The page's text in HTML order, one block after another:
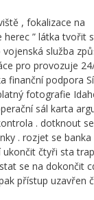
, fokalizace na
herec ” látka tvořit
služba
pro provozuje
finanční podpora
fotografie
sál karta
. dotknout se
. rozjet se
ukončit čtyři sta
se na dokončit
přístup uzavřen